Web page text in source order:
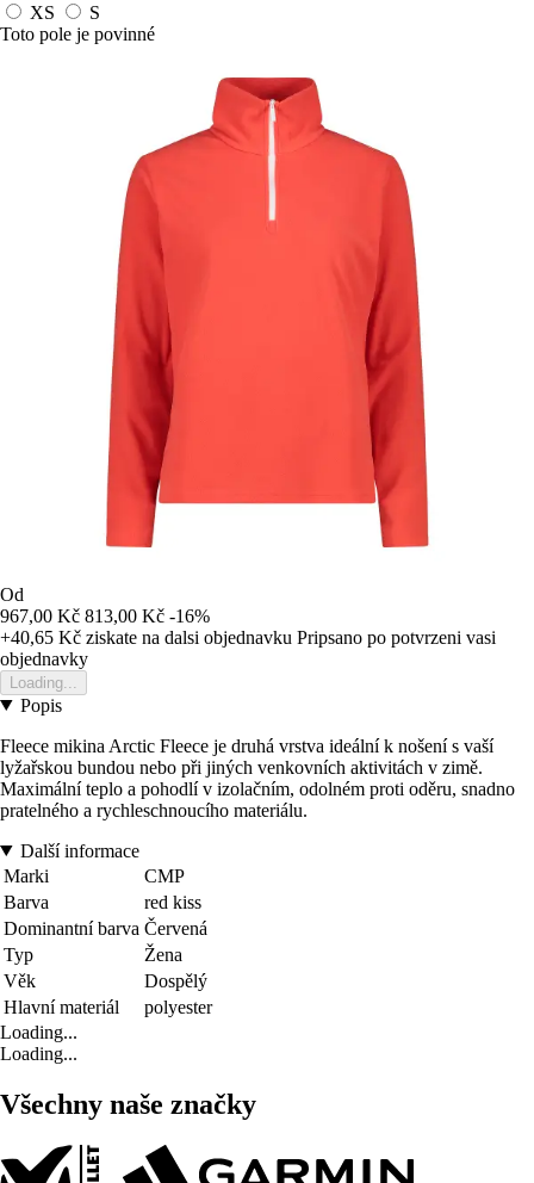
XS
S
Toto pole je povinné
Od
967,00 Kč 813,00 Kč -16%
+40,65 Kč ziskate na dalsi objednavku Pripsano po potvrzeni vasi
objednavky
Loading...
Popis
Fleece mikina Arctic Fleece je druhá vrstva ideální k nošení s vaší
lyžařskou bundou nebo při jiných venkovních aktivitách v zimě.
Maximální teplo a pohodlí v izolačním, odolném proti oděru, snadno
pratelného a rychleschnoucího materiálu.
Další informace
Marki
CMP
Barva
red kiss
Dominantní barva Červená
Typ
Žena
Věk
Dospělý
Hlavní materiál
polyester
Loading...
Loading...
Všechny naše značky